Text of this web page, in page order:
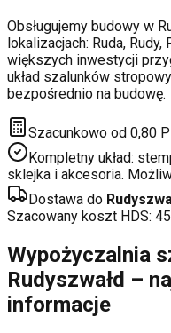
Obsługujemy budowy w
lokalizacjach: Ruda,
większych inwestycji
układ szalunków
bezpośrednio na budowę.
Szacunkowo od 0,80
Kompletny układ:
sklejka i akcesoria.
Dostawa do
Szacowany koszt HDS:
Wypożyczalnia
Rudyszwałd –
informacje